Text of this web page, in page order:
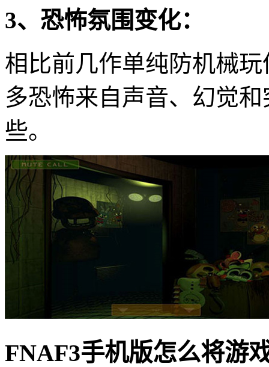
3、恐怖氛围变化：
相比前几作单纯防机械
多恐怖来自声音、幻觉
些。
FNAF3手机版怎么将游